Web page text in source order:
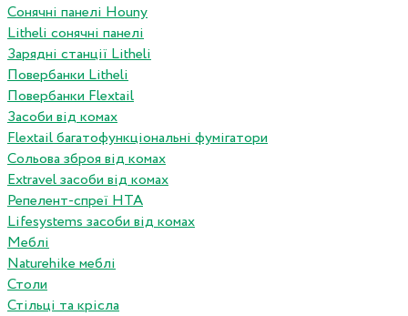
Сонячні панелі Houny
Litheli сонячні панелі
Зарядні станції Litheli
Повербанки Litheli
Повербанки Flextail
Засоби від комах
Flextail багатофункціональні фумігатори
Сольова зброя від комах
Extravel засоби від комах
Репелент-спреї HTA
Lifesystems засоби від комах
Меблі
Naturehike меблі
Столи
Стільці та крісла